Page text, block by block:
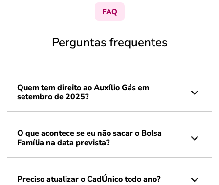
FAQ
Perguntas frequentes
Quem tem direito ao Auxílio Gás em
setembro de 2025?
O que acontece se eu não sacar o Bolsa
Família na data prevista?
Preciso atualizar o CadÚnico todo ano?